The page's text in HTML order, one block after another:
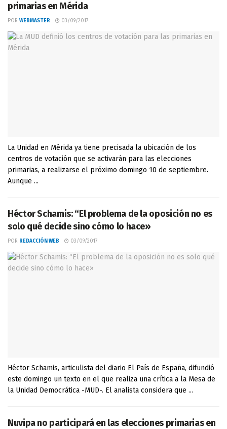
primarias en Mérida
POR WEBMASTER 03/09/2017
La Unidad en Mérida ya tiene precisada la ubicación de los
centros de votación que se activarán para las elecciones
primarias, a realizarse el próximo domingo 10 de septiembre.
Aunque ...
Héctor Schamis: “El problema de la oposición no es
solo qué decide sino cómo lo hace»
POR REDACCIÓN WEB 03/09/2017
Héctor Schamis, articulista del diario El País de España, difundió
este domingo un texto en el que realiza una crítica a la Mesa de
la Unidad Democrática -MUD-. El analista considera que ...
Nuvipa no participará en las elecciones primarias en